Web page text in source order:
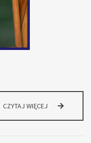
CZYTAJ WIĘCEJ